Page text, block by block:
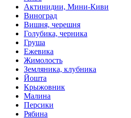
Актинидии, Мини-Киви
Виноград
Вишня, черешня
Голубика, черника
Груша
Ежевика
Жимолость
Земляника, клубника
Йошта
Крыжовник
Малина
Персики
Рябина